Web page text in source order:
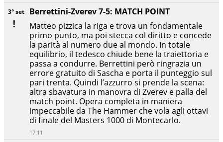
3° set
Berrettini-Zverev 7-5: MATCH POINT
Matteo pizzica la riga e trova un fondamentale
primo punto, ma poi stecca col diritto e concede
la parità al numero due al mondo. In totale
equilibrio, il tedesco chiude bene la traiettoria e
passa a condurre. Berrettini però ringrazia un
errore gratuito di Sascha e porta il punteggio sul
pari trenta. Quindi l’azzurro si prende la scena:
altra sbavatura in manovra di Zverev e palla del
match point. Opera completa in maniera
impeccabile da The Hammer che vola agli ottavi
di finale del Masters 1000 di Montecarlo.
17:11